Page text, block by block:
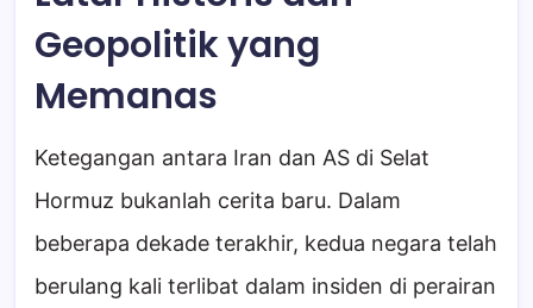
Geopolitik yang
Memanas
Ketegangan antara Iran dan AS di Selat
Hormuz bukanlah cerita baru. Dalam
beberapa dekade terakhir, kedua negara telah
berulang kali terlibat dalam insiden di perairan